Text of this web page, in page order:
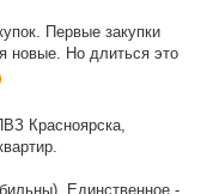
Первые закупки
новые. Но длиться это
Красноярска,
Единственное -